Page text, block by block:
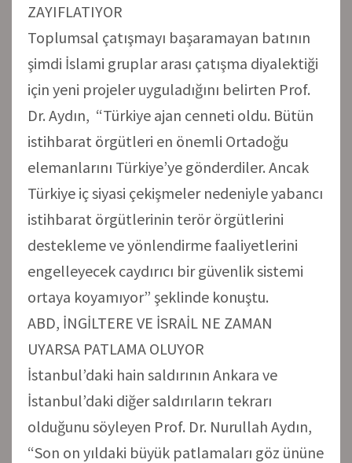
ZAYIFLATIYOR
Toplumsal çatışmayı başaramayan batının
şimdi İslami gruplar arası çatışma diyalektiği
için yeni projeler uyguladığını belirten Prof.
Dr. Aydın, “Türkiye ajan cenneti oldu. Bütün
istihbarat örgütleri en önemli Ortadoğu
elemanlarını Türkiye’ye gönderdiler. Ancak
Türkiye iç siyasi çekişmeler nedeniyle yabancı
istihbarat örgütlerinin terör örgütlerini
destekleme ve yönlendirme faaliyetlerini
engelleyecek caydırıcı bir güvenlik sistemi
ortaya koyamıyor” şeklinde konuştu.
ABD, İNGİLTERE VE İSRAİL NE ZAMAN
UYARSA PATLAMA OLUYOR
İstanbul’daki hain saldırının Ankara ve
İstanbul’daki diğer saldırıların tekrarı
olduğunu söyleyen Prof. Dr. Nurullah Aydın,
“Son on yıldaki büyük patlamaları göz ününe